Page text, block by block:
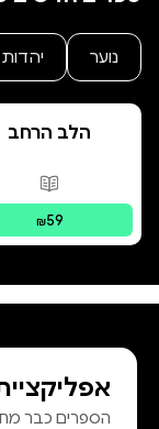
נוער יהדות
הלב הרחב
₪59
הספרים כבר